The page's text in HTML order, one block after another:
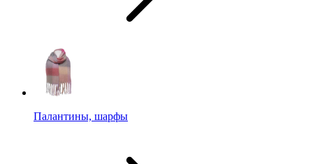
Палантины, шарфы